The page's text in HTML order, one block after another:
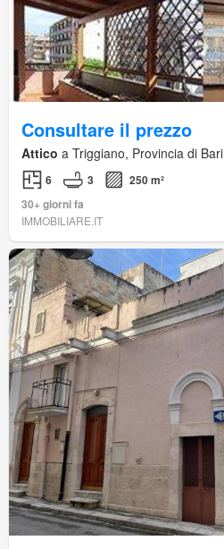
Consultare il prezzo
Attico a Triggiano, Provincia di Bari
6 3
250 m²
30+ giorni fa
IMMOBILIARE.IT